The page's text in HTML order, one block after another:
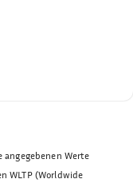
angegebenen Werte
WLTP (Worldwide